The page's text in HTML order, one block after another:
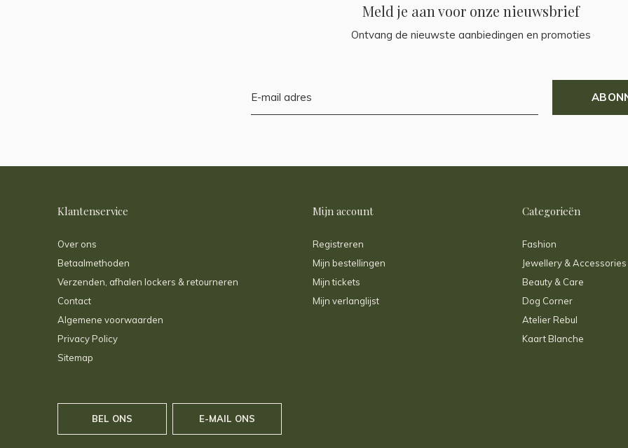
Meld je aan voor onze nieuwsbrief
Ontvang de nieuwste aanbiedingen en promoties
Klantenservice
Over ons
Betaalmethoden
Verzenden, afhalen lockers & retourneren
Contact
Algemene voorwaarden
Privacy Policy
Sitemap
Mijn account
Registreren
Mijn bestellingen
Mijn tickets
Mijn verlanglijst
Categorieën
Fashion
Jewellery & Accessories
Beauty & Care
Dog Corner
Atelier Rebul
Kaart Blanche
BEL ONS E-MAIL ONS